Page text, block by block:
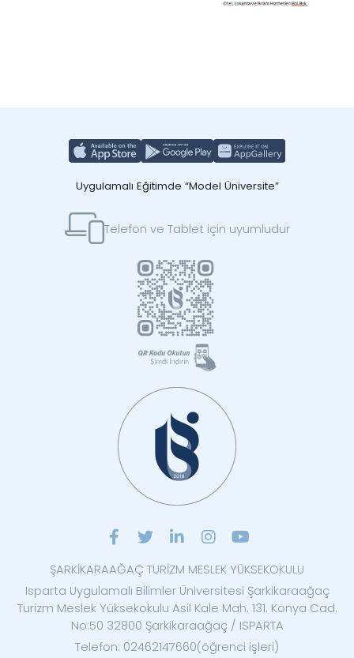
Uygulamalı Eğitimde “Model Üniversite”
Telefon ve Tablet için uyumludur
ŞARKİKARAAĞAÇ TURİZM MESLEK YÜKSEKOKULU
Isparta Uygulamalı Bilimler Üniversitesi Şarkikaraağaç
Turizm Meslek Yüksekokulu Asil Kale Mah. 131. Konya Cad.
No:50 32800 Şarkikaraağaç / ISPARTA
Telefon: 02462147660(öğrenci işleri)